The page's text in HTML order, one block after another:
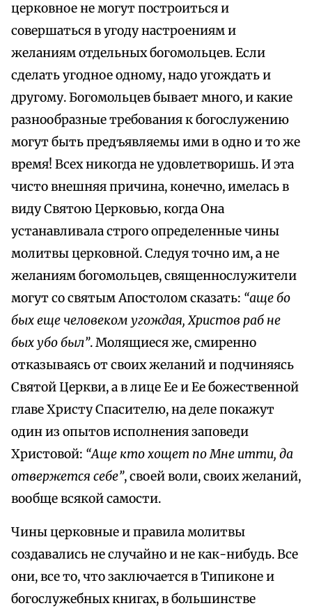
церковное не могут построиться и
совершаться в угоду настроениям и
желаниям отдельных богомольцев. Если
сделать угодное одному, надо угождать и
другому. Богомольцев бывает много, и какие
разнообразные требования к богослужению
могут быть предъявляемы ими в одно и то же
время! Всех никогда не удовлетворишь. И эта
чисто внешняя причина, конечно, имелась в
виду Святою Церковью, когда Она
устанавливала строго определенные чины
молитвы церковной. Следуя точно им, а не
желаниям богомольцев, священнослужители
могут со святым Апостолом сказать: “аще бо
бых еще человеком угождая, Христов раб не
бых убо был”. Молящиеся же, смиренно
отказываясь от своих желаний и подчиняясь
Святой Церкви, а в лице Ее и Ее божественной
главе Христу Спасителю, на деле покажут
один из опытов исполнения заповеди
Христовой: “Аще кто хощет по Мне итти, да
отвержется себе”, своей воли, своих желаний,
вообще всякой самости.
Чины церковные и правила молитвы
создавались не случайно и не как-нибудь. Все
они, все то, что заключается в Типиконе и
богослужебных книгах, в большинстве